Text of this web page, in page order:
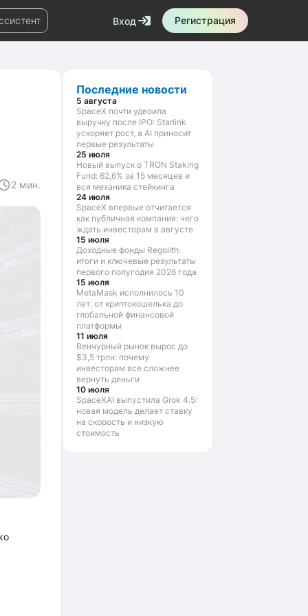
Вход Регистрация
2 мин.
Последние новости
5 августа
SpaceX почти удвоила
выручку после IPO: Starlink
ускоряет рост, а AI приносит
первые результаты
25 июля
Новый выпуск о TRON Staking
Fund: 62,6% за 15 месяцев и
вся механика стейкинга
24 июля
SpaceX впервые отчитается
как публичная компания: чего
ждать инвесторам в августе
15 июля
Доходные фонды Regolith:
итоги и ключевые результаты
первого полугодия 2026 года
15 июля
MetaMask исполнилось 10
лет: от криптокошелька до
глобальной финансовой
платформы
11 июля
Венчурный рынок вырос до
$3,5 трлн: почему
инвесторам все сложнее
вернуть деньги
10 июля
SpaceXAI выпустила Grok 4.5:
новая модель делает ставку
на скорость и низкую
стоимость